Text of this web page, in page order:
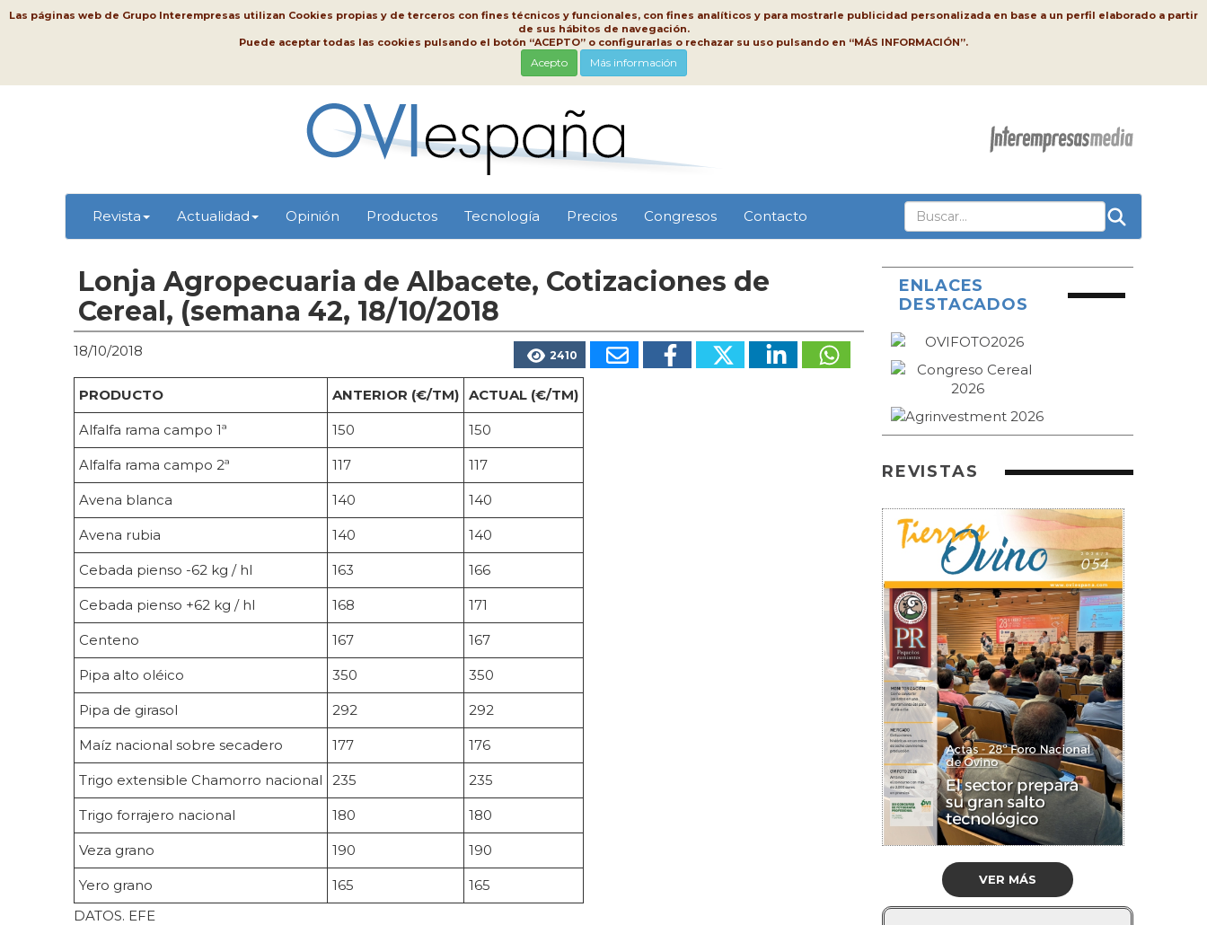
Las páginas web de Grupo Interempresas utilizan Cookies propias y de terceros con fines técnicos y funcionales, con fines analíticos y para mostrarle publicidad personalizada en base a un perfil elaborado a partir
de sus hábitos de navegación.
Puede aceptar todas las cookies pulsando el botón “ACEPTO” o configurarlas o rechazar su uso pulsando en “MÁS INFORMACIÓN”.
Acepto Más información
Revista Actualidad Opinión Productos Tecnología Precios Congresos Contacto
Lonja Agropecuaria de Albacete, Cotizaciones de
Cereal, (semana 42, 18/10/2018
18/10/2018 2410
PRODUCTO ANTERIOR (€/TM) ACTUAL (€/TM)
Alfalfa rama campo 1ª 150 150
Alfalfa rama campo 2ª 117 117
Avena blanca 140 140
Avena rubia 140 140
Cebada pienso -62 kg / hl 163 166
Cebada pienso +62 kg / hl 168 171
Centeno 167 167
Pipa alto oléico 350 350
Pipa de girasol 292 292
Maíz nacional sobre secadero 177 176
Trigo extensible Chamorro nacional 235 235
Trigo forrajero nacional 180 180
Veza grano 190 190
Yero grano 165
165
DATOS. EFE
ENLACES
DESTACADOS
REVISTAS
VER MÁS